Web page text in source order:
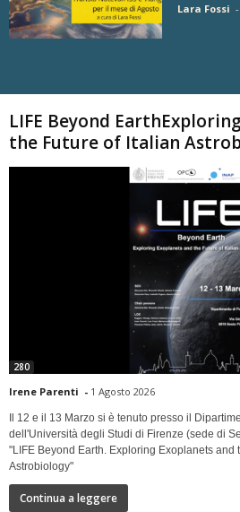
Lara Fossi -
LIFE Beyond
the Future of Italian
280
Irene Parenti - 1 Agosto 2026
Il 12 e il 13 Marzo si è tenuto presso il
dell'Università degli Studi di Firenze (sede di
"LIFE Beyond Earth. Exploring Exoplanets and
Astrobiology"
Continua a leggere